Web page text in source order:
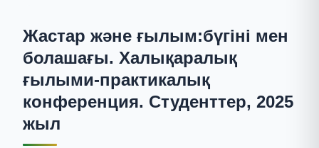
Жастар және ғылым:бүгіні мен
болашағы. Халықаралық
ғылыми-практикалық
конференция. Студенттер, 2025
жыл